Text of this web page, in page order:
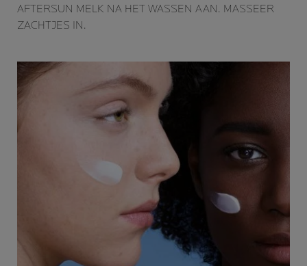
AFTERSUN MELK NA HET WASSEN AAN. MASSEER
ZACHTJES IN.